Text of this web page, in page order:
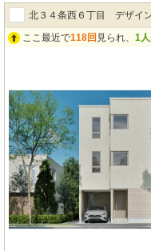
可能【ローンシミュレーション
（３年固定）で ４０年借りた
北３４条西６丁目 デザイ
ようなデザイン～
ここ最近で118回 見られ、 1人